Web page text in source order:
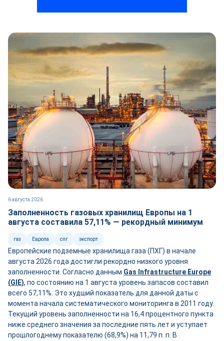
6 августа 2026
Заполненность газовых хранилищ Европы на 1
августа составила 57,11% — рекордный минимум
газ Европа спг экспорт
Европейские подземные хранилища газа (ПХГ) в начале
августа 2026 года достигли рекордно низкого уровня
заполненности. Согласно данным Gas Infrastructure Europe
(GIE), по состоянию на 1 августа уровень запасов составил
всего 57,11%. Это худший показатель для данной даты с
момента начала систематического мониторинга в 2011 году.
Текущий уровень заполненности на 16,4 процентного пункта
ниже среднего значения за последние пять лет и уступает
прошлогоднему показателю (68,9%) на 11,79 п. п. В